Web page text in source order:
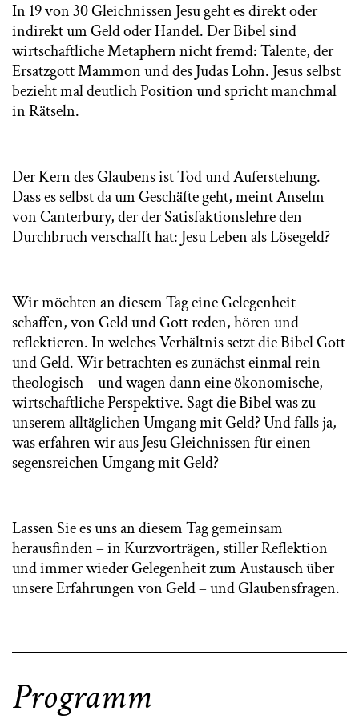
In 19 von 30 Gleichnissen Jesu geht es direkt oder
indirekt um Geld oder Handel. Der Bibel sind
wirtschaftliche Metaphern nicht fremd: Talente, der
Ersatzgott Mammon und des Judas Lohn. Jesus selbst
bezieht mal deutlich Position und spricht manchmal
in Rätseln.
Der Kern des Glaubens ist Tod und Auferstehung.
Dass es selbst da um Geschäfte geht, meint Anselm
von Canterbury, der der Satisfaktionslehre den
Durchbruch verschafft hat: Jesu Leben als Lösegeld?
Wir möchten an diesem Tag eine Gelegenheit
schaffen, von Geld und Gott reden, hören und
reflektieren. In welches Verhältnis setzt die Bibel Gott
und Geld. Wir betrachten es zunächst einmal rein
theologisch – und wagen dann eine ökonomische,
wirtschaftliche Perspektive. Sagt die Bibel was zu
unserem alltäglichen Umgang mit Geld? Und falls ja,
was erfahren wir aus Jesu Gleichnissen für einen
segensreichen Umgang mit Geld?
Lassen Sie es uns an diesem Tag gemeinsam
herausfinden – in Kurzvorträgen, stiller Reflektion
und immer wieder Gelegenheit zum Austausch über
unsere Erfahrungen von Geld – und Glaubensfragen.
Programm